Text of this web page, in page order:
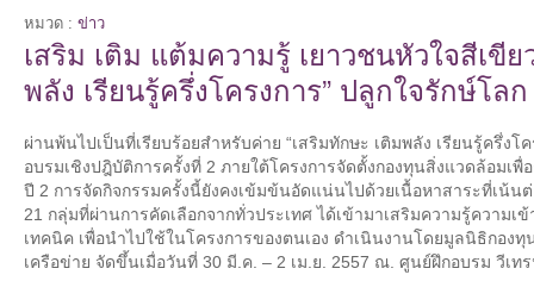
หมวด : ข่าว
เสริม เติม แต้มความรู้ เยาวชนหัวใจสีเขี
พลัง เรียนรู้ครึ่งโครงการ” ปลูกใจรักษ์โล
ผ่านพ้นไปเป็นที่เรียบร้อยสำหรับค่าย “เสริมทักษะ เติมพลัง เรียนรู้ครึ่งโ
อบรมเชิงปฎิบัติการครั้งที่ 2 ภายใต้โครงการจัดตั้งกองทุนสิ่งแวดล้อมเ
ปี 2 การจัดกิจกรรมครั้งนี้ยังคงเข้มข้นอัดแน่นไปด้วยเนื้อหาสาระที่เน้น
21 กลุ่มที่ผ่านการคัดเลือกจากทั่วประเทศ ได้เข้ามาเสริมความรู้ความเ
เทคนิค เพื่อนำไปใช้ในโครงการของตนเอง ดำเนินงานโดยมูลนิธิกอ
เครือข่าย จัดขึ้นเมื่อวันที่ 30 มี.ค. – 2 เม.ย. 2557 ณ. ศูนย์ฝึกอบรม วีเท